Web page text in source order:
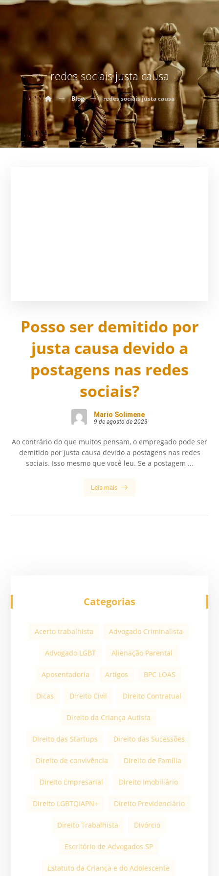
redes sociais justa causa
Blog redes sociais justa causa
Posso ser demitido por
justa causa devido a
postagens nas redes
sociais?
Mario Solimene
9 de agosto de 2023
Ao contrário do que muitos pensam, o empregado pode ser
demitido por justa causa devido a postagens nas redes
sociais. Isso mesmo que você leu. Se a postagem ...
Leia mais
Categorias
Acerto trabalhista Advogado Criminalista
Advogado LGBT Alienação Parental
Aposentadoria Artigos BPC LOAS
Dicas Direito Civil Direito Contratual
Direito da Criança Autista
DIreito das Startups Direito das Sucessões
Direito de convivência Direito de Família
Direito Empresarial Direito Imobiliário
Direito LGBTQIAPN+ Direito Previdenciário
Direito Trabalhista Divórcio
Escritório de Advogados SP
Estatuto da Criança e do Adolescente